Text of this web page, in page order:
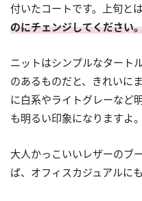
付いたコートです。上旬とは
のにチェンジしてください
ニットはシンプルなタート
のあるものだと、きれいに
に白系やライトグレーなど
も明るい印象になりますよ。
大人かっこいいレザーのブ
ば、オフィスカジュアルに